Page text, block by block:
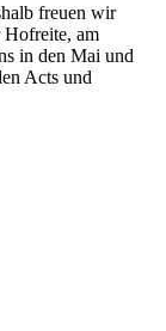
freuen wir
Hofreite, am
in den Mai und
Acts und